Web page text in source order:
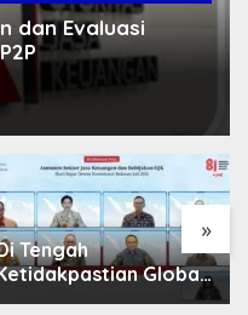
dan Evaluasi
»
Menguat, Jumlah
Pasar Modal
30 Juta per